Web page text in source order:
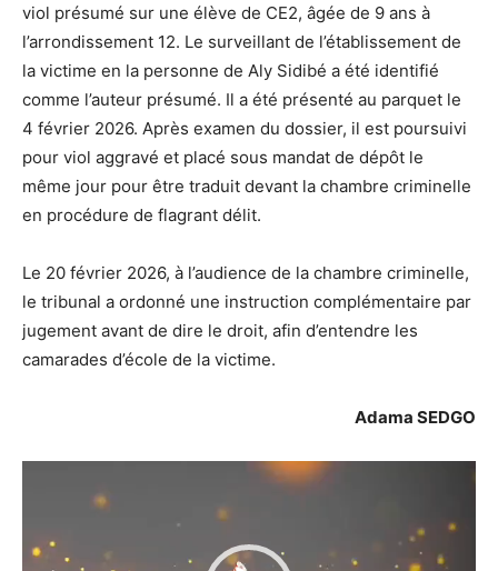
viol présumé sur une élève de CE2, âgée de 9 ans à
l’arrondissement 12. Le surveillant de l’établissement de
la victime en la personne de Aly Sidibé a été identifié
comme l’auteur présumé. Il a été présenté au parquet le
4 février 2026. Après examen du dossier, il est poursuivi
pour viol aggravé et placé sous mandat de dépôt le
même jour pour être traduit devant la chambre criminelle
en procédure de flagrant délit.
Le 20 février 2026, à l’audience de la chambre criminelle,
le tribunal a ordonné une instruction complémentaire par
jugement avant de dire le droit, afin d’entendre les
camarades d’école de la victime.
Adama SEDGO
Lecteur